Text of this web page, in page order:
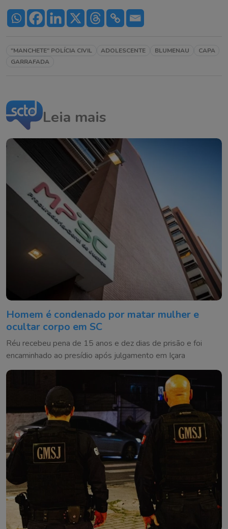
"MANCHETE" POLÍCIA CIVIL ADOLESCENTE BLUMENAU
CAPA
GARRAFADA
Leia mais
Homem é condenado por matar mulher e
ocultar corpo em SC
Réu recebeu pena de 15 anos e dez dias de prisão e foi
encaminhado ao presídio após julgamento em Içara